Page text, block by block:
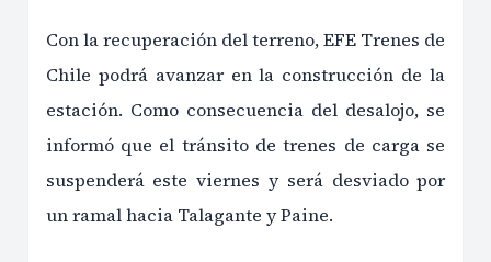
Con la recuperación del terreno, EFE Trenes de
Chile podrá avanzar en la construcción de la
estación. Como consecuencia del desalojo, se
informó que el tránsito de trenes de carga se
suspenderá este viernes y será desviado por
un ramal hacia Talagante y Paine.